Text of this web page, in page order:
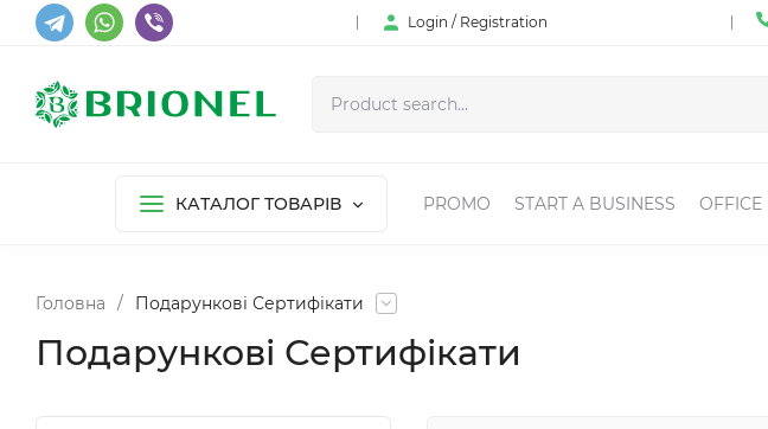
Login / Registration
КАТАЛОГ ТОВАРІВ PROMO START A BUSINESS OFFICE
Головна / Подарункові Сертифікати
Подарункові Сертифікати